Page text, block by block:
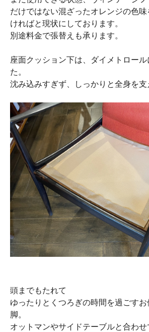
だけではない混ざったオレンジの色
ければと現状にしております。
別途料金で張替えも承ります。
座面クッション下は、ダイメトロー
た。
沈み込みすぎず、しっかりと全身を支
頭までもたれて
ゆったりとくつろぎの時間を過ごす
脚。
オットマンやサイドテーブルと合わ